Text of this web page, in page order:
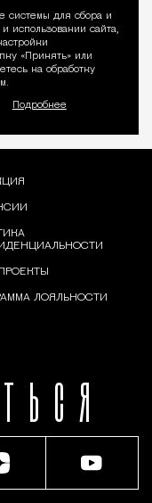
системы для сбора и
использовании сайта,
«Принять» или
на обработку
Подробнее
ЛОЯЛЬНОСТИ